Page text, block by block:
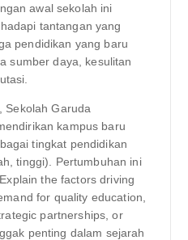
awal sekolah ini
tantangan yang
pendidikan yang baru
sumber daya, kesulitan
Sekolah Garuda
kampus baru
tingkat pendidikan
tinggi). Pertumbuhan ini
the factors driving
for quality education,
partnerships, or
penting dalam sejarah